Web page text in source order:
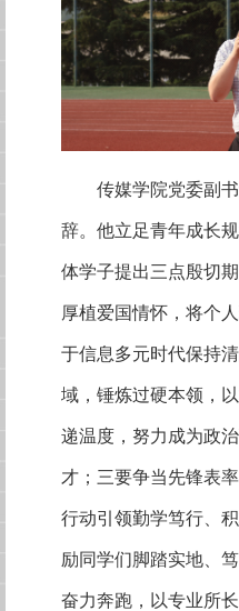
传媒学院党委副
辞。他立足青年成长
体学子提出三点殷切
厚植爱国情怀，将个
于信息多元时代保持
域，锤炼过硬本领，
递温度，努力成为政
才；三要争当先锋表
行动引领勤学笃行、
励同学们脚踏实地、
奋力奔跑，以专业所